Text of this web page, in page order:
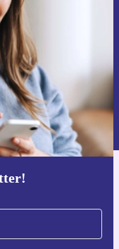
personnelles
refurbed